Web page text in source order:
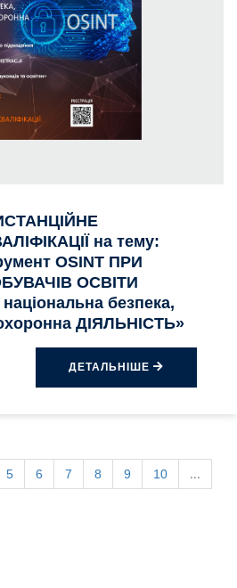
на тему:
OSINT ПРИ
ОСВІТИ
безпека,
ДІЯЛЬНІСТЬ»
ДЕТАЛЬНІШЕ
5 6 7 8 9 10 ...